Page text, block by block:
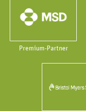
Premium-Partner